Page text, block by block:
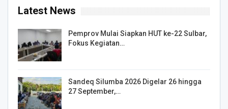
Latest News
Pemprov Mulai Siapkan HUT ke-22 Sulbar,
Fokus Kegiatan…
Sandeq Silumba 2026 Digelar 26 hingga
27 September,…